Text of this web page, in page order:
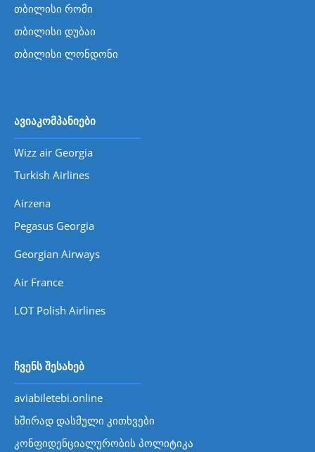
თბილისი რომი
თბილისი დუბაი
თბილისი ლონდონი
ავიაკომპანიები
Wizz air Georgia
Turkish Airlines
Airzena
Pegasus Georgia
Georgian Airways
Air France
LOT Polish Airlines
ჩვენს შესახებ
aviabiletebi.online
ხშირად დასმული კითხვები
კონფიდენციალურობის პოლიტიკა